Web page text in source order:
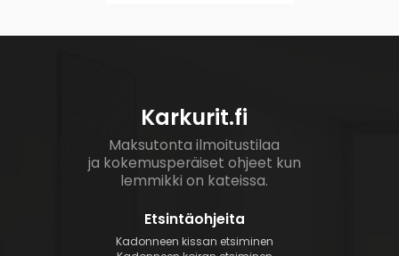
Karkurit.fi
Maksutonta ilmoitustilaa
ja kokemusperäiset ohjeet kun
lemmikki on kateissa.
Etsintäohjeita
Kadonneen kissan etsiminen